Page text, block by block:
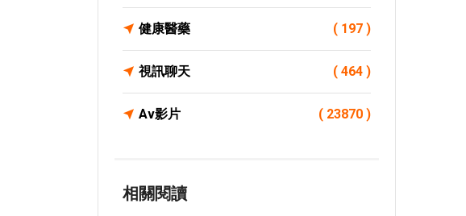
健康醫藥 ( 197 )
視訊聊天 ( 464 )
Av影片 ( 23870 )
相關閱讀